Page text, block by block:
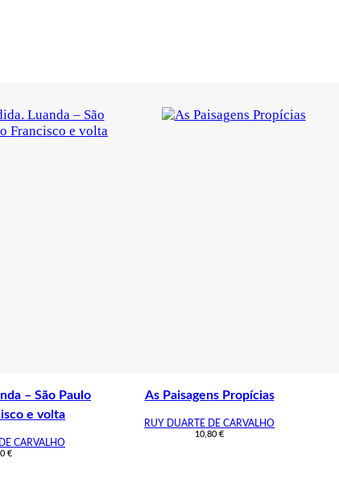
– São Paulo
e volta
CARVALHO
€
As Paisagens Propícias
RUY DUARTE DE CARVALHO
10,80 €